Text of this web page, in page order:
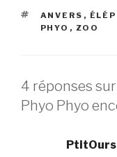
ÉTIQUETTES
ANVERS ,
PHYO , ZOO
4 réponses sur
Phyo Phyo
PtitOurs